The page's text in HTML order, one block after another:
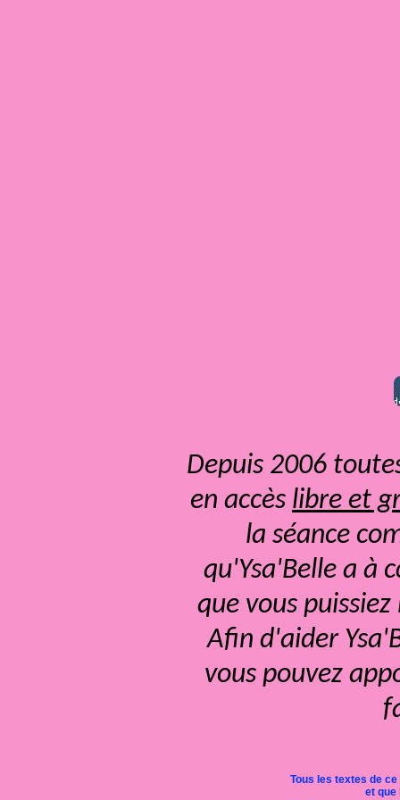
Depuis 2006
en accès libre et
la séance
qu'Ysa'Belle a à
que vous
Afin d'aider
vous pouvez
Tous les textes de
et